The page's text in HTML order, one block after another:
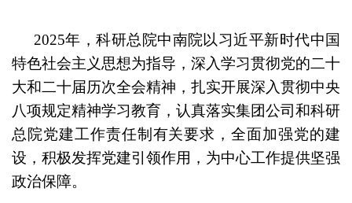
2025年，科研总院中南院以习近平新时代中国
特色社会主义思想为指导，深入学习贯彻党的二十
大和二十届历次全会精神，扎实开展深入贯彻中央
八项规定精神学习教育，认真落实集团公司和科研
总院党建工作责任制有关要求，全面加强党的建
设，积极发挥党建引领作用，为中心工作提供坚强
政治保障。